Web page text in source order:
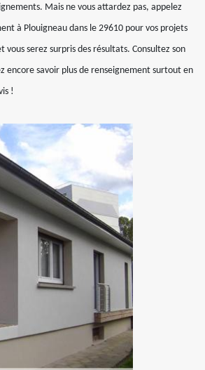
Mais ne vous attardez pas, appelez
à Plouigneau dans le 29610 pour vos projets
vous serez surpris des résultats. Consultez son
encore savoir plus de renseignement surtout en
!